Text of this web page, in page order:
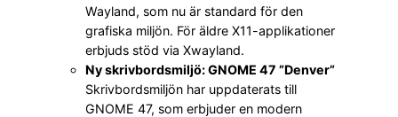
Wayland, som nu är standard för den
grafiska miljön. För äldre X11-applikationer
erbjuds stöd via Xwayland.
Ny skrivbordsmiljö: GNOME 47 ”Denver”
Skrivbordsmiljön har uppdaterats till
GNOME 47, som erbjuder en modern